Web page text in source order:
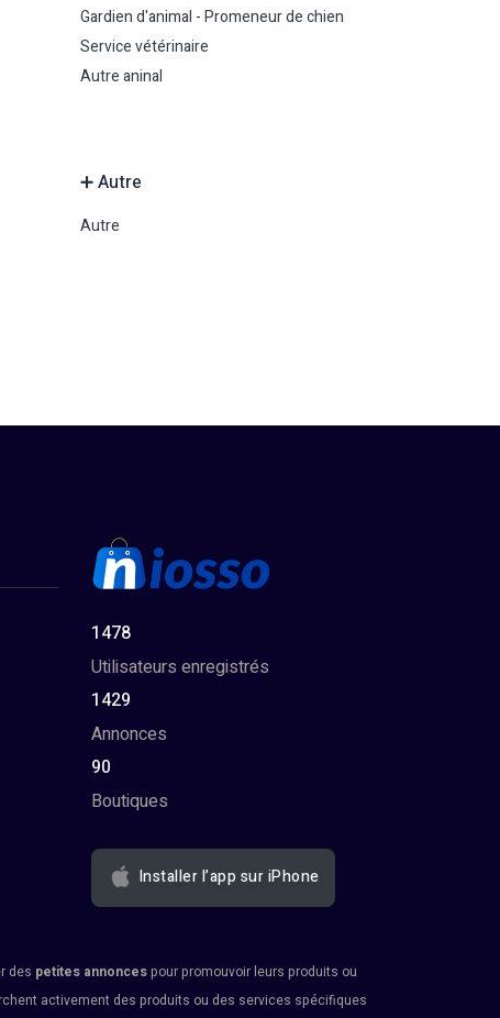
Gardien d'animal - Promeneur de chien
Service vétérinaire
Autre aninal
➕ Autre
Autre
1478
Utilisateurs enregistrés
1429
Annonces
90
Boutiques
Installer l’app sur iPhone
des petites annonces pour promouvoir leurs produits ou
activement des produits ou des services spécifiques